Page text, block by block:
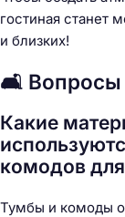
гостиная станет
и близких!
🛋️ Вопросы
Какие
комодов
Тумбы и комоды